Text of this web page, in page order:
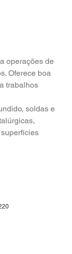
operações de
Oferece boa
trabalhos
soldas e